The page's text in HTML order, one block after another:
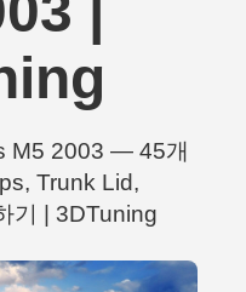
M5 2003 — 45개
Trunk Lid,
기 | 3DTuning